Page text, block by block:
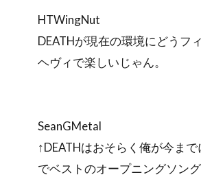
HTWingNut
DEATHが現在の環境にどうフ
ヘヴィで楽しいじゃん。
SeanGMetal
↑DEATHはおそらく俺が今ま
でベストのオープニングソング